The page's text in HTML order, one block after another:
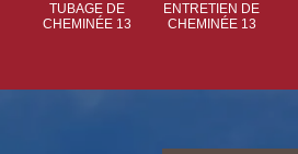
TUBAGE DE
CHEMINÉE 13
ENTRETIEN DE
CHEMINÉE 13